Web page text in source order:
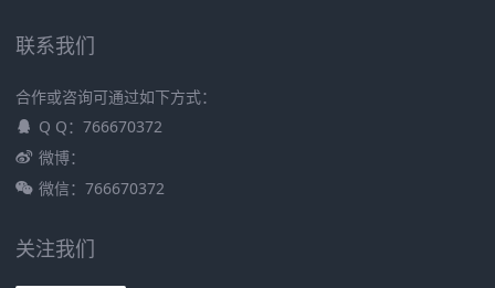
联系我们
合作或咨询可通过如下方式：
Q Q：766670372
微博：
微信：766670372
关注我们